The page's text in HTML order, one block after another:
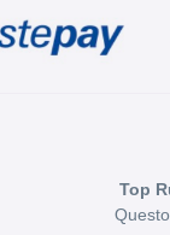
Top